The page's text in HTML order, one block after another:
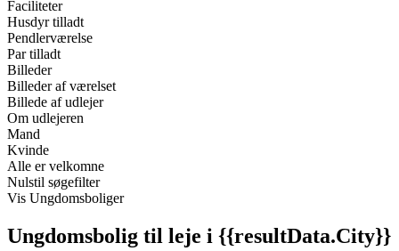
Faciliteter
Husdyr tilladt
Pendlerværelse
Par tilladt
Billeder
Billeder af værelset
Billede af udlejer
Om udlejeren
Mand
Kvinde
Alle er velkomne
Nulstil søgefilter
Vis Ungdomsboliger
Ungdomsbolig til leje i {{resultData.City}}